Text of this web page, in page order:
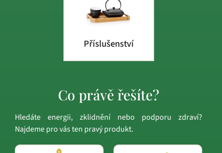
Příslušenství
Co právě řešíte?
Hledáte energii, zklidnění nebo podporu zdraví?
Najdeme pro vás ten pravý produkt.